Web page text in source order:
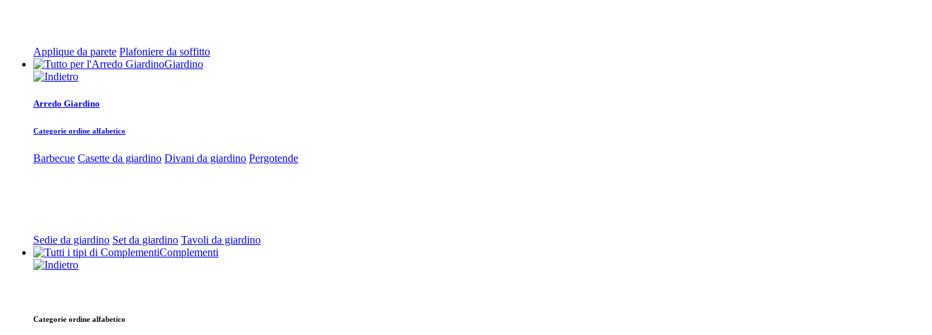
Applique da parete Plafoniere da soffitto
Giardino
Arredo Giardino
Categorie ordine alfabetico
Barbecue Casette da giardino Divani da giardino Pergotende
Sedie da giardino Set da giardino Tavoli da giardino
Complementi
Categorie ordine alfabetico